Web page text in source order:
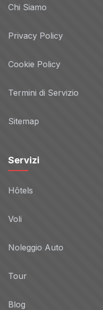
Chi Siamo
Privacy Policy
Cookie Policy
Termini di Servizio
Sitemap
Servizi
Hôtels
Voli
Noleggio Auto
Tour
Blog